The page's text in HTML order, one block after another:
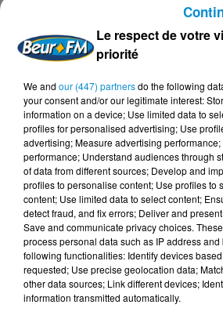
DERNIERS PODCASTS
24 juillet 2026
Les Zinformés -
Le respect de votre
priorité
We and our (447) partnersdo the following
your consent and/or our legitimate interest:
information on a device; Use limited data to
profiles for personalised advertising; Use
advertising; Measure advertising
performance; Understand audiences through
of data from different sources; Develop and
profiles to personalise content; Use profiles to
content; Use limited data to select content;
detect fraud, and fix errors; Deliver and
Save and communicate privacy choices.
process personal data such as IP address
following functionalities: Identify devices
requested; Use precise geolocation data;
other data sources; Link different devices;
information transmitted automatically.